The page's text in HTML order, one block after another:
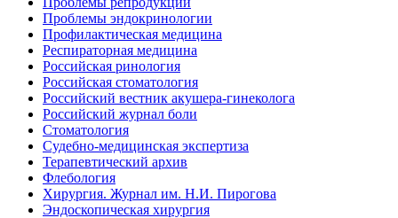
Проблемы эндокринологии
Профилактическая медицина
Респираторная медицина
Российская ринология
Российская стоматология
Российский вестник акушера-гинеколога
Российский журнал боли
Стоматология
Судебно-медицинская экспертиза
Терапевтический архив
Флебология
Хирургия. Журнал им. Н.И. Пирогова
Эндоскопическая хирургия